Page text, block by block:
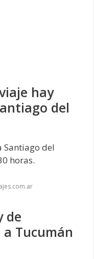
hay
del
Santiago del
horas.
de
Tucumán